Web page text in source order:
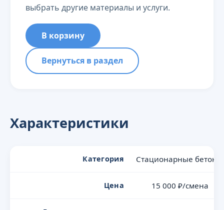
выбрать другие материалы и услуги.
В корзину
Вернуться в раздел
Характеристики
Категория Стационарные
Цена 15 000 ₽/смена